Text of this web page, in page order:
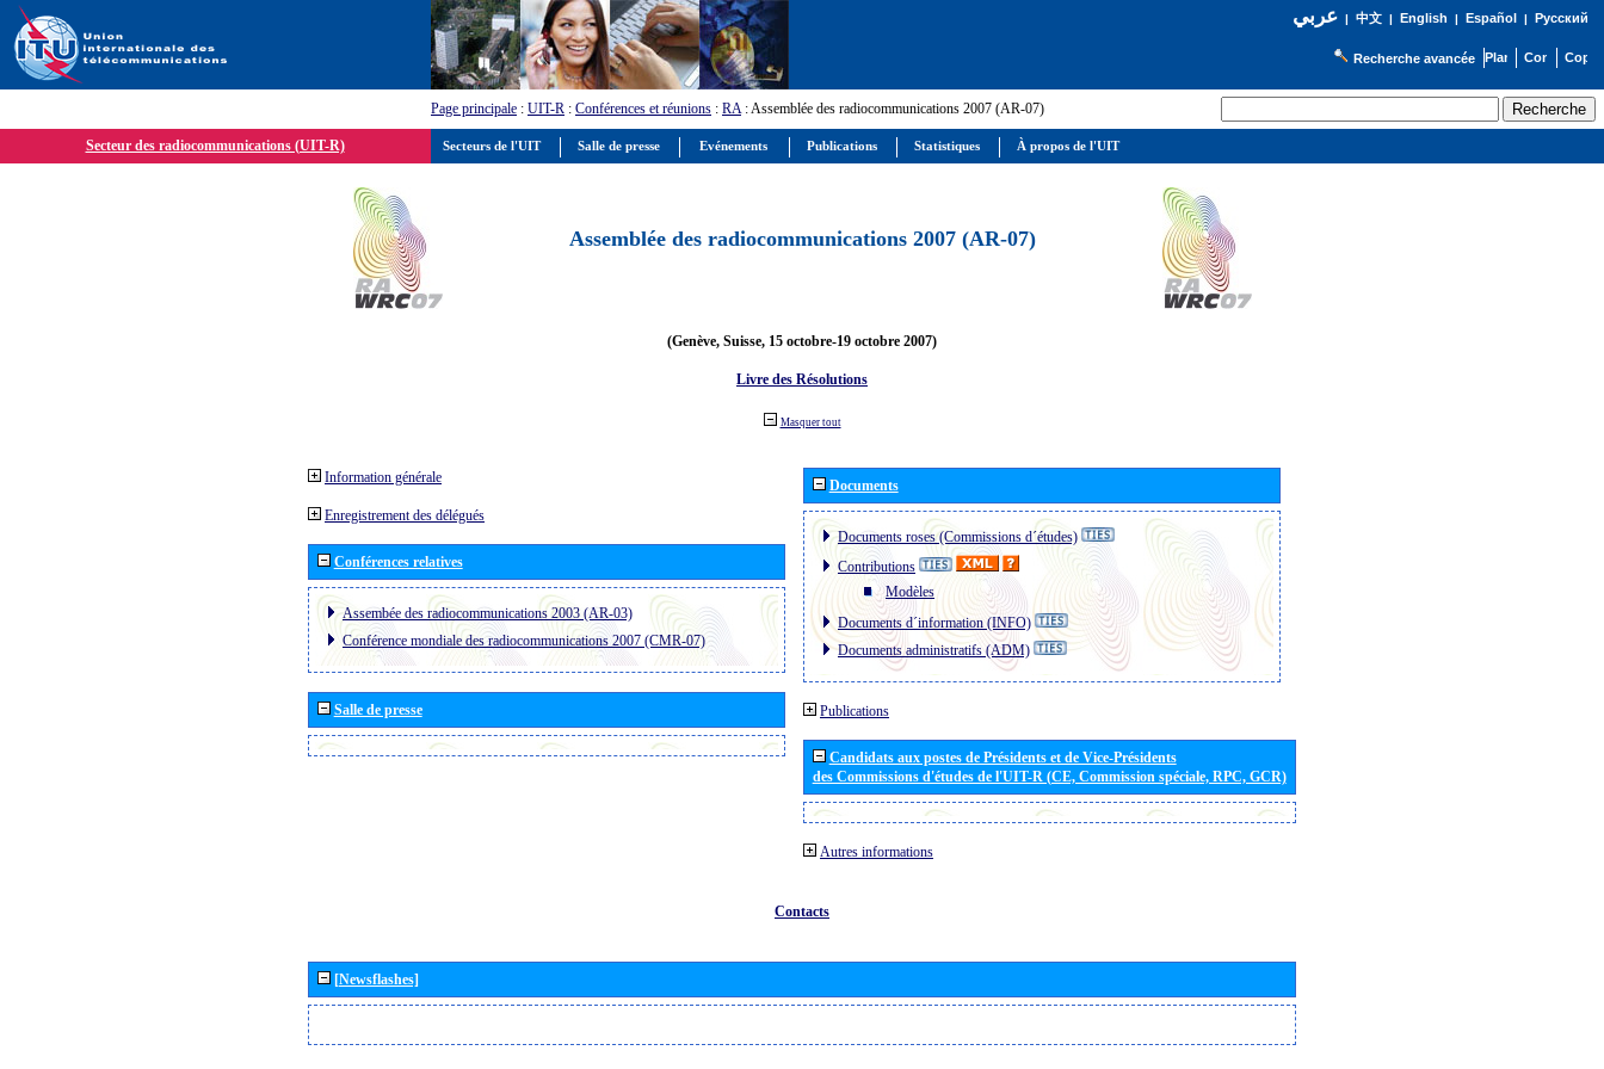
عربي| 中文| English | Español | Русский
Recherche avancée
Page principale : UIT-R : Conférences et réunions : RA: Assemblée des radiocommunications 2007 (AR-07)
Secteur des radiocommunications (UIT-R)
Assemblée des radiocommunications 2007 (AR-07)
(Genève, Suisse, 15 octobre-19 octobre 2007)
Livre des Résolutions
Masquer tout
Information générale
Enregistrement des délégués
Conférences relatives
Assembée des radiocommunications 2003 (AR-03)
Conférence mondiale des radiocommunications 2007 (CMR-07)
Salle de presse
Documents
Documents roses (Commissions d´études)
Contributions
Modèles
Documents d´information (INFO)
Documents administratifs (ADM)
Publications
Candidats aux postes de Présidents et de Vice-Présidents
des Commissions d'études de l'UIT-R (CE, Commission spéciale, RPC, GCR)
Autres informations
Contacts
[Newsflashes]
Secteurs de l'UIT Salle de presse Evénements Publications Statistiques À propos de l'UIT